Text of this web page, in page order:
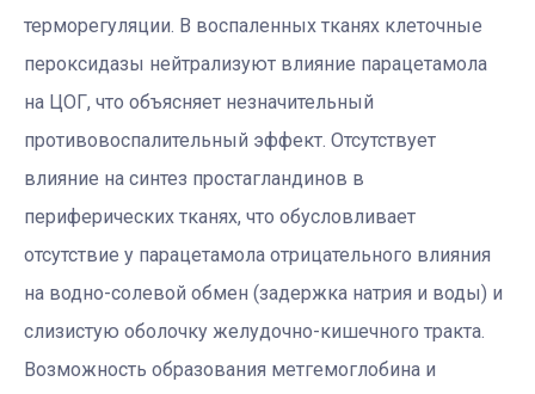
терморегуляции. В воспаленных тканях клеточные
пероксидазы нейтрализуют влияние парацетамола
на ЦОГ, что объясняет незначительный
противовоспалительный эффект. Отсутствует
влияние на синтез простагландинов в
периферических тканях, что обусловливает
отсутствие у парацетамола отрицательного влияния
на водно-солевой обмен (задержка натрия и воды) и
слизистую оболочку желудочно-кишечного тракта.
Возможность образования метгемоглобина и